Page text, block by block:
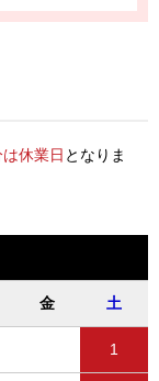
休業日 となりま
金 土
1